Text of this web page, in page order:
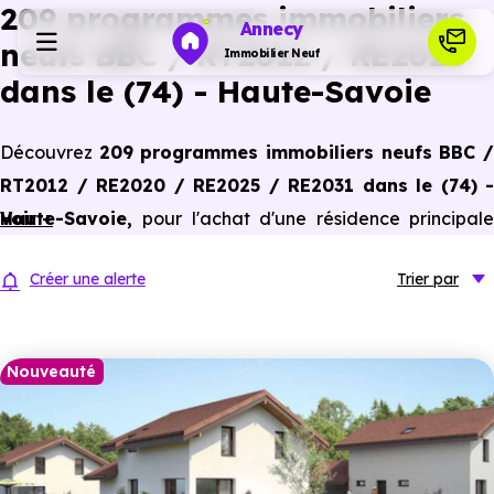
Annecy
Immobilier Neuf
Investir
Financer
209 programmes immobiliers
neufs BBC / RT2012 / RE2020
dans le (74) - Haute-Savoie
Découvrez 209 programmes immobiliers neufs BBC /
RT2012 / RE2020 / RE2025 / RE2031 dans le (74) -
Haute-Savoie, pour l'achat d'une résidence principale
normes de performances énergétiques, pour un gain
Voir +
Créer une alerte Trier par
Nouveauté